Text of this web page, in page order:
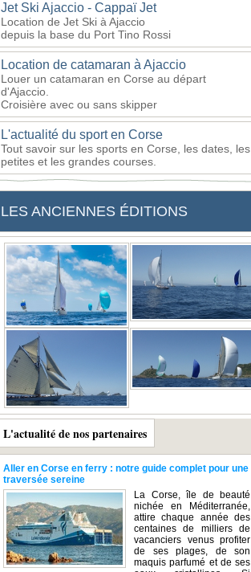
Jet Ski Ajaccio - Cappaï Jet
Location de Jet Ski à Ajaccio
depuis la base du Port Tino Rossi
Location de catamaran à Ajaccio
Louer un catamaran en Corse au départ
d'Ajaccio.
Croisière avec ou sans skipper
L'actualité du sport en Corse
Tout savoir sur les sports en Corse, les dates, les
petites et les grandes courses.
LES ANCIENNES ÉDITIONS
L'actualité de nos partenaires
Aller en Corse en ferry : notre guide complet pour une
traversée sereine
La Corse, île de beauté
nichée en Méditerranée,
attire chaque année des
centaines de milliers de
vacanciers venus profiter
de ses plages, de son
maquis parfumé et de ses